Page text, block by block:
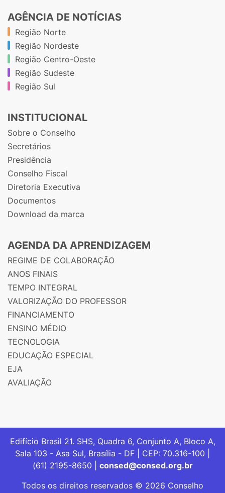
AGÊNCIA DE NOTÍCIAS
Região Norte
Região Nordeste
Região Centro-Oeste
Região Sudeste
Região Sul
INSTITUCIONAL
Sobre o Conselho
Secretários
Presidência
Conselho Fiscal
Diretoria Executiva
Documentos
Download da marca
AGENDA DA APRENDIZAGEM
REGIME DE COLABORAÇÃO
ANOS FINAIS
TEMPO INTEGRAL
VALORIZAÇÃO DO PROFESSOR
FINANCIAMENTO
ENSINO MÉDIO
TECNOLOGIA
EDUCAÇÃO ESPECIAL
EJA
AVALIAÇÃO
Edifício Brasil 21. SHS, Quadra 6, Conjunto A, Bloco A,
Sala 103 - Asa Sul, Brasília - DF | CEP: 70.316-100 |
(61) 2195-8650 | consed@consed.org.br
Todos os direitos reservados © 2026 Conselho